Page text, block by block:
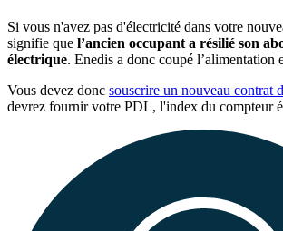
Si vous n'avez pas d'électricité dans votre
signifie que l’ancien occupant a résilié son
électrique. Enedis a donc coupé l’alimentation
Vous devez donc souscrire un nouveau contrat
devrez fournir votre PDL, l'index du compteur